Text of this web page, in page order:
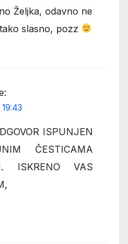
Željka, odavno ne
slasno, pozz
19:43
ISPUNJEN
ČESTICAMA
ISKRENO VAS